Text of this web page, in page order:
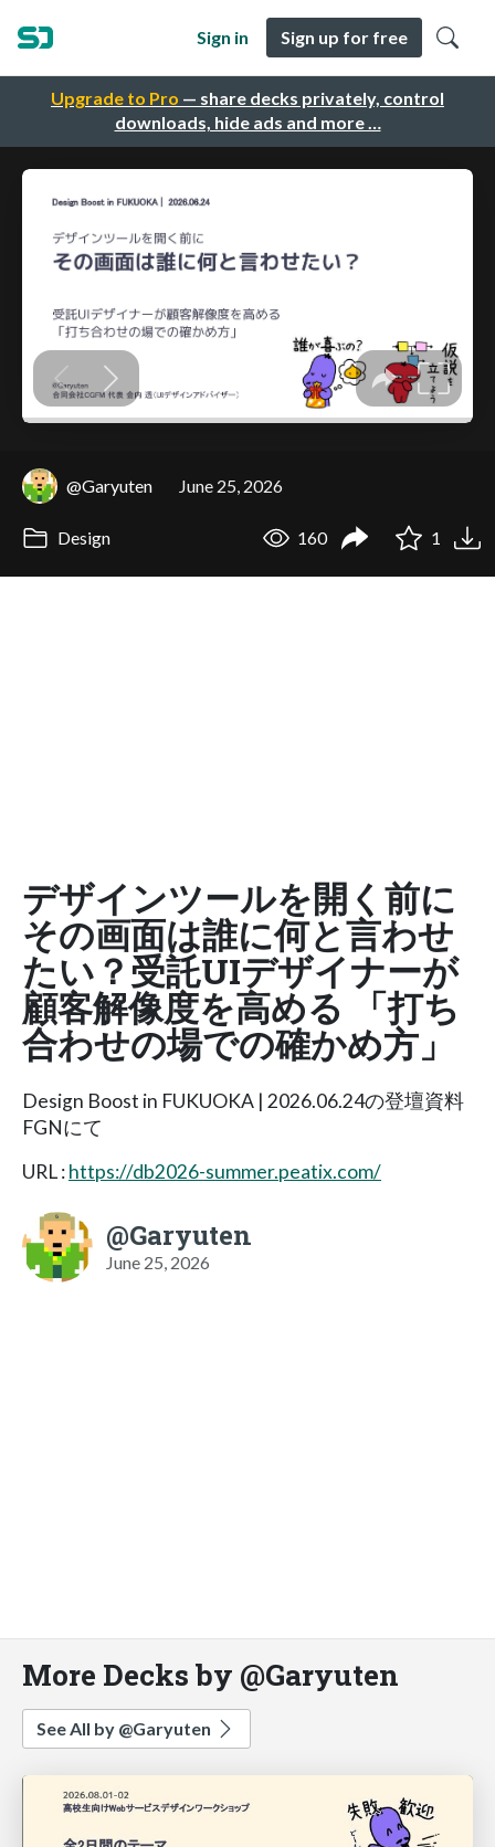
Upgrade to Pro — share decks privately, control
downloads, hide ads and more …
Sign in Sign up for free
@Garyuten June 25, 2026
Design 160 1
デザインツールを開く前に
その画面は誰に何と言わせ
たい？受託UIデザイナーが
顧客解像度を高める 「打ち
合わせの場での確かめ方」
Design Boost in FUKUOKA | 2026.06.24の登壇資料
FGNにて
URL :https://db2026-summer.peatix.com/
@Garyuten
June 25, 2026
More Decks by @Garyuten
See All by @Garyuten